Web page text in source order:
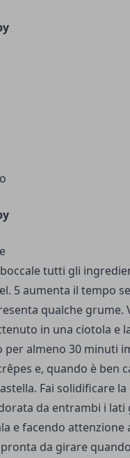
tutti gli
5 aumenta il tempo
qualche grume.
in una ciotola e
almeno 30 minuti
e, quando è ben
Fai solidificare
da entrambi i lati
e facendo attenzione
pronta da girare